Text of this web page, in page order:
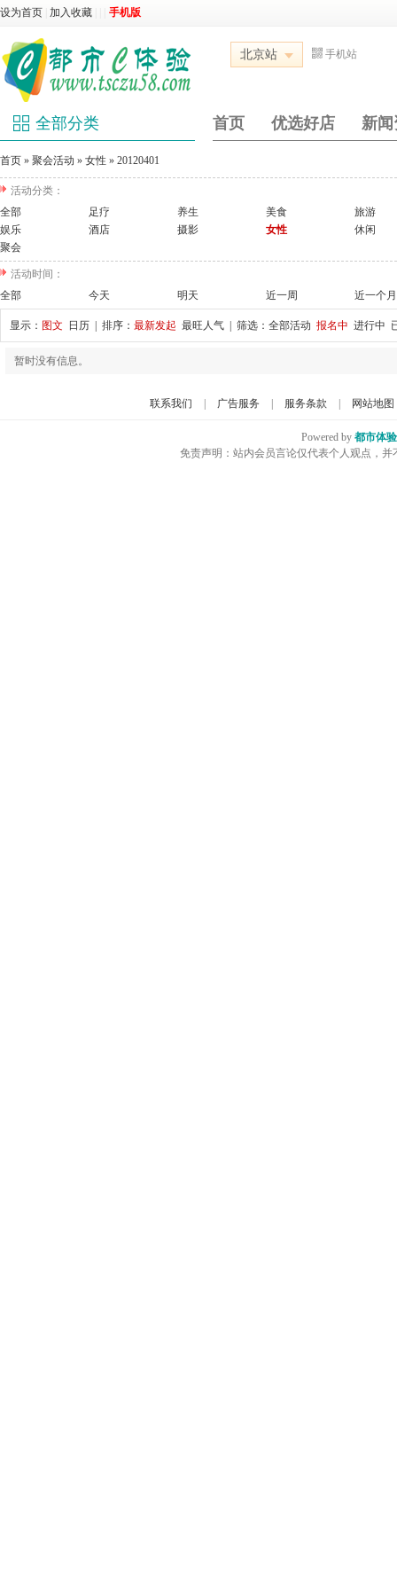
设为首页 加入收藏 手机版
北京站 手机站
全部分类 首页 优选好店 新闻
首页 » 聚会活动 » 女性 » 20120401
活动分类：
全部
足疗 养生 美食
旅游
娱乐
酒店 摄影 女性
休闲
聚会
活动时间：
全部
今天 明天 近一周 近一个月
显示： 图文 日历 | 排序： 最新发起 最旺人气 | 筛选： 全部活动 报名中 进行中
暂时没有信息。
联系我们 广告服务 服务条款 网站地图
Powered by 都市体
免责声明：站内会员言论仅代表个人观点，